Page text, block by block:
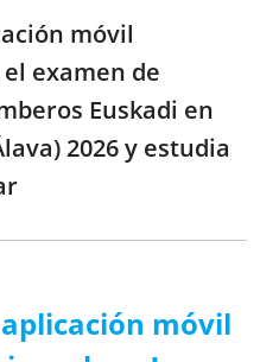
móvil
examen de
Euskadi en
2026 y estudia
aplicación móvil